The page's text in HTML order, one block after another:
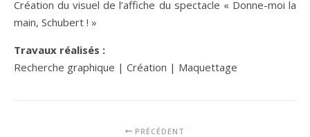
Création du visuel de l’affiche du spectacle « Donne-moi la
main, Schubert ! »
Travaux réalisés :
Recherche graphique | Création | Maquettage
PRÉCÉDENT